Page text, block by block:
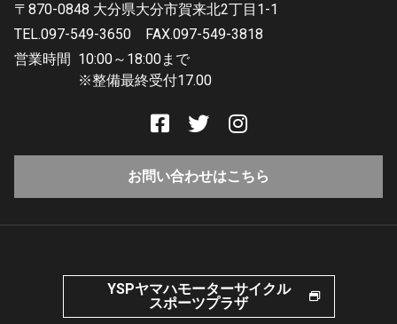
〒870-0848 大分県大分市賀来北2丁目1-1
TEL.097-549-3650
FAX.097-549-3818
営業時間 10:00～18:00まで
※整備最終受付17.00
お問い合わせはこちら
YSPヤマハモーターサイクル
スポーツプラザ